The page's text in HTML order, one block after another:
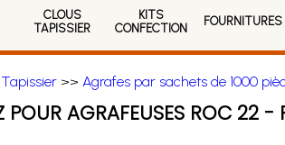
CLOUS
TAPISSIER
KITS
CONFECTION
FOURNITURES
>> Agrafes par sachets de 1000
POUR AGRAFEUSES ROC 22 -